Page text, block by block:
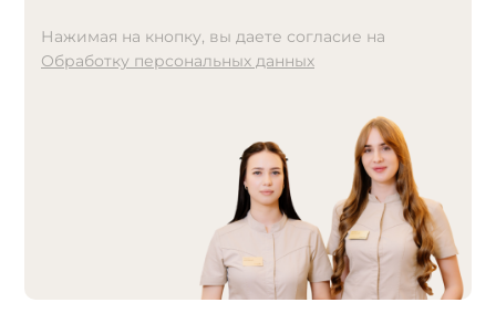
Нажимая на кнопку, вы даете согласие на
Обработку персональных данных